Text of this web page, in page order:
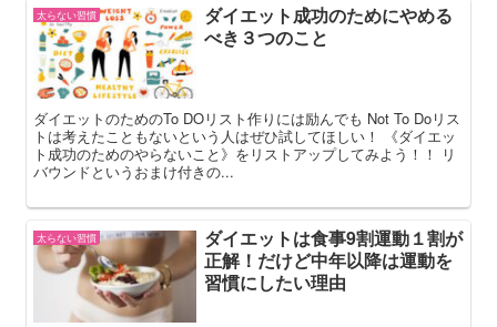
太らない習慣
ダイエット成功のためにやめる
べき３つのこと
ダイエットのためのTo DOリスト作りには励んでも Not To Doリス
トは考えたこともないという人はぜひ試してほしい！ 《ダイエッ
ト成功のためのやらないこと》をリストアップしてみよう！！ リ
バウンドというおまけ付きの...
太らない習慣
ダイエットは食事9割運動１割が
正解！だけど中年以降は運動を
習慣にしたい理由